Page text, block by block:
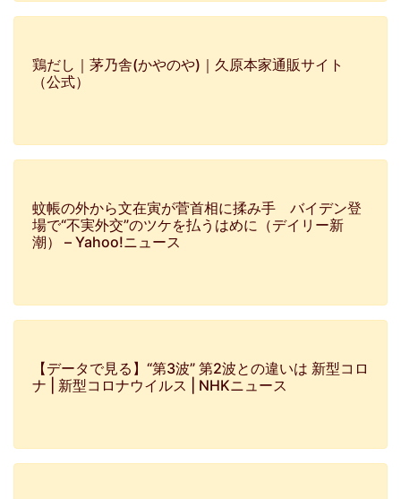
鶏だし｜茅乃舎(かやのや)｜久原本家通販サイト
（公式）
蚊帳の外から文在寅が菅首相に揉み手 バイデン登
場で“不実外交”のツケを払うはめに（デイリー新
潮） – Yahoo!ニュース
【データで見る】“第3波” 第2波との違いは 新型コロ
ナ | 新型コロナウイルス | NHKニュース